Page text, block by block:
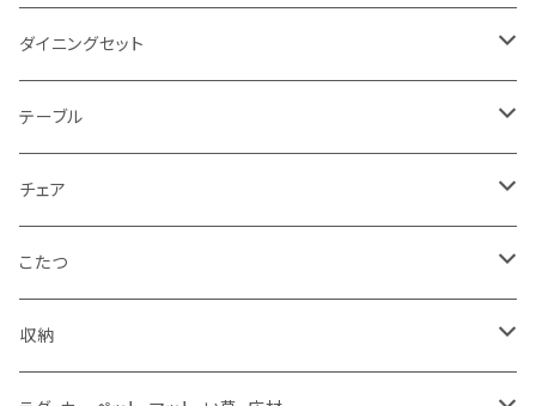
2人掛け
1人掛け
カウチソファ
コーナーソファ
ソファセット
シングルサイズ以下（フレームのみ）
セミダブルサイズ（フレームのみ）
ダブルサイズ（フレームのみ）
ワイドダブルサイズ以上（フレームのみ）
シングルサイズ以下（マットレス付）
ダイニングセット
ダイニング3点セット以下
ダイニング4点セット
ダイニング5点・6点セット
ダイニング7点セット以上
テーブル
センターテーブル
ダイニングテーブル
カウンターテーブル
チェア
ダイニングチェア
カウンターチェア
こたつ
こたつテーブル
収納